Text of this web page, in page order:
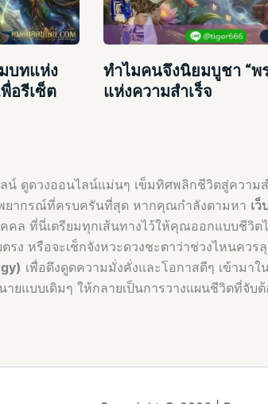
บทแห่ง
อรีเซ็ต
ทำไมคนจึงนิยมบูชา “พ
แห่งความสำเร็จ
ดูดวงออนไลน์แม่นๆ เข็มทิศพลิกชีวิตสู่ความส
ยากรณ์ที่ครบครันที่สุด หากคุณกำลังตามหา เ
คคล ที่นี่เตรียมทุกเส้นทางไว้ให้คุณออกแบบชี
ง หรือจะเช็กจังหวะดวงชะตาว่าช่วงไหนควร
เพื่อดึงดูดความมั่งคั่งและโอกาสดีๆ เข้าม
ยแบบเดิมๆ ให้กลายเป็นการวางแผนชีวิตที่จั